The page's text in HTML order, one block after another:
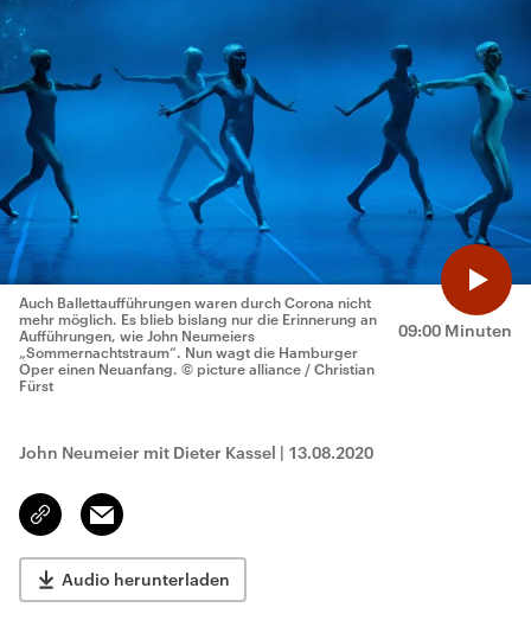
09:00 Minuten
Auch Ballettaufführungen waren durch Corona nicht
mehr möglich. Es blieb bislang nur die Erinnerung an
Aufführungen, wie John Neumeiers
„Sommernachtstraum“. Nun wagt die Hamburger
Oper einen Neuanfang. © picture alliance / Christian
Fürst
John Neumeier mit Dieter Kassel | 13.08.2020
Link
kopieren/teilen
Email
Audio herunterladen